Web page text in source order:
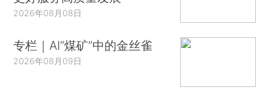
2026年08月08日
专栏｜AI“煤矿”中的金丝雀
2026年08月09日